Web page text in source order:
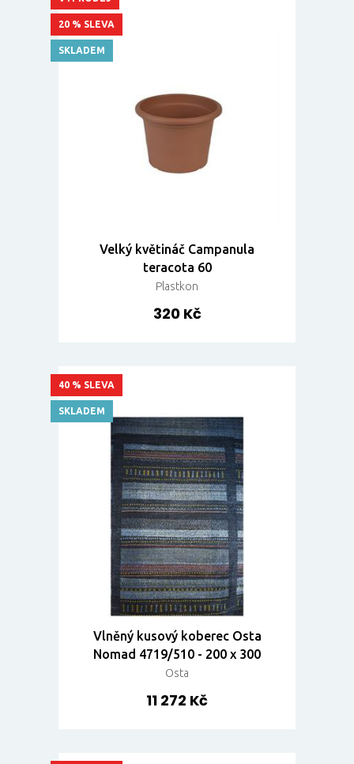
Velký květináč Campanula
teracota 60
Plastkon
320 Kč
20 % SLEVA
SKLADEM
Vlněný kusový koberec Osta
Nomad 4719/510 - 200 x 300
Osta
11 272 Kč
40 % SLEVA
SKLADEM